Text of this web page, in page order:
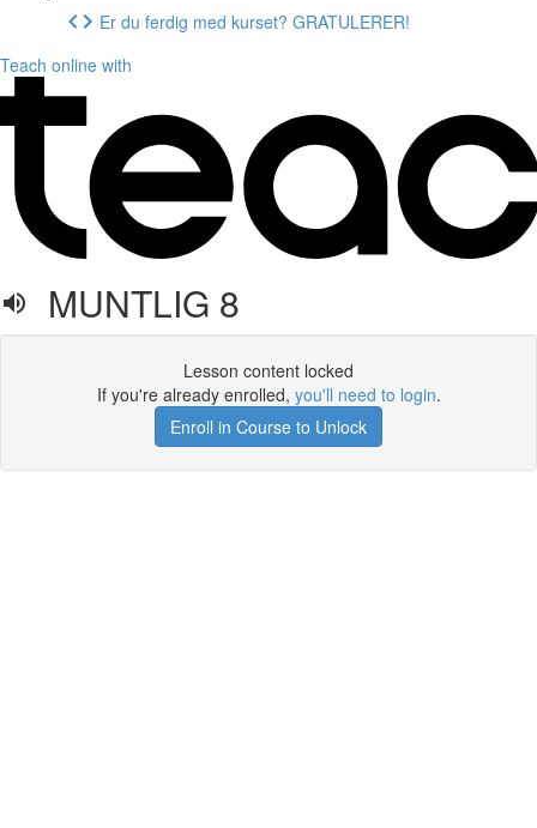
Er du ferdig med kurset? GRATULERER!
Teach online with
MUNTLIG 8
Lesson content locked
If you're already enrolled, you'll need to login.
Enroll in Course to Unlock